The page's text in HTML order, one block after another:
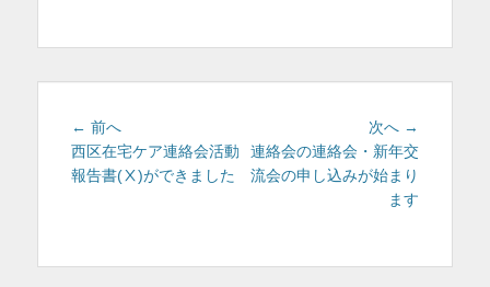
投
稿
ナ
← 前へ
の
投
西区在宅ケア連絡会活動
報告書(Ⅹ)ができました
次へ →
の
連絡会の連絡会・新年交
流会の申し込みが始まり
ます